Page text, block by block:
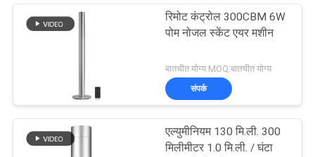
रिमोट कंट्रोल 300CBM 6W
पोम नोजल स्केंट एयर मशीन
बातचीत योग्य MOQ:बातचीत योग्य
संपर्क
एल्युमीनियम 130 मि.ली. 300
मिलीमीटर 1.0 मि.ली. / घंटा